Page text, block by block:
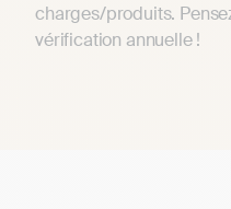
charges/produits.
vérification annuelle !